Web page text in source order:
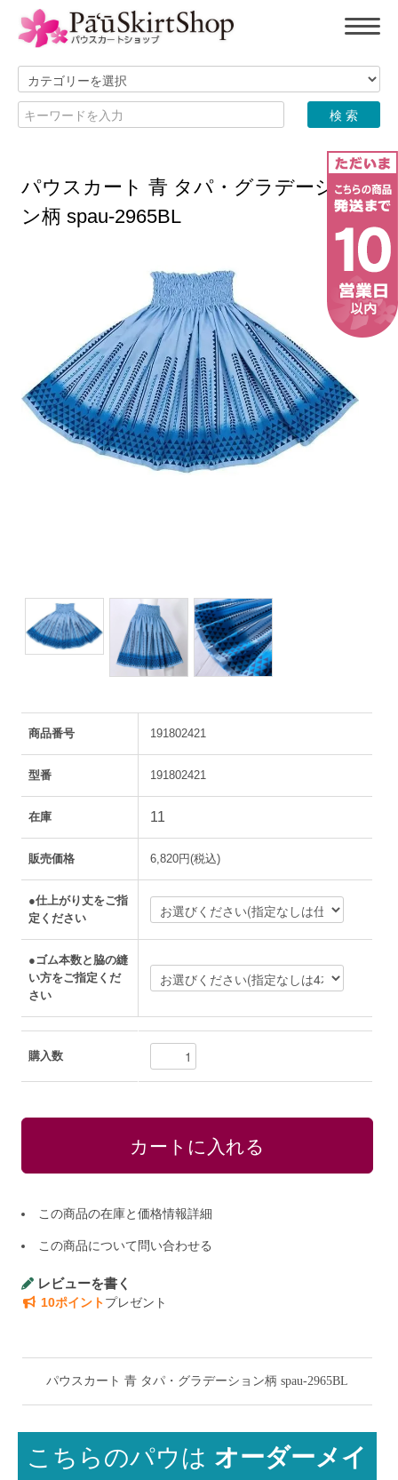
パウスカート 青 タパ・グラデーショ
ン柄 spau-2965BL
商品番号 191802421
型番 191802421
在庫 11
販売価格 6,820円(税込)
●仕上がり丈をご指
定ください
●ゴム本数と脇の縫
い方をご指定くだ
さい
購入数
この商品の在庫と価格情報詳細
この商品について問い合わせる
レビューを書く
10ポイントプレゼント
パウスカート 青 タパ・グラデーション柄 spau-2965BL
こちらのパウは オーダーメイ